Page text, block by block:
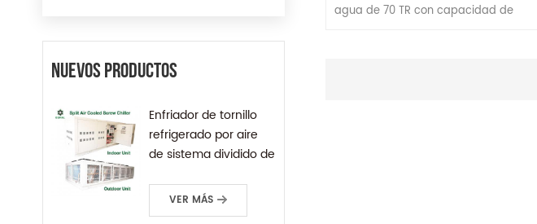
Nuevos Productos
Enfriador de tornillo
refrigerado por aire
de sistema dividido de
unidad de
condensación
VER MÁS
Siemens.
agua de 70 TR con capacidad de